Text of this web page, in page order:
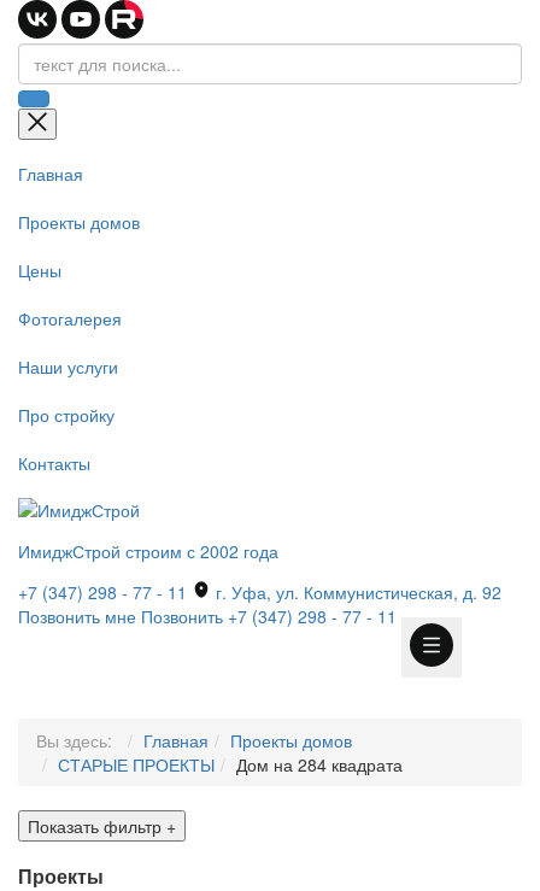
Главная
Проекты домов
Цены
Фотогалерея
Наши услуги
Про стройку
Контакты
ИмиджСтрой строим с 2002 года
+7 (347) 298 - 77 - 11
г. Уфа, ул. Коммунистическая, д. 92
Позвонить мне Позвонить +7 (347) 298 - 77 - 11
Вы здесь: Главная
Проекты домов
СТАРЫЕ ПРОЕКТЫ
Дом на 284 квадрата
Показать фильтр +
Проекты